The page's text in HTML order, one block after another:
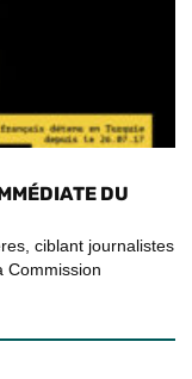
DU
ciblant journalistes
Commission